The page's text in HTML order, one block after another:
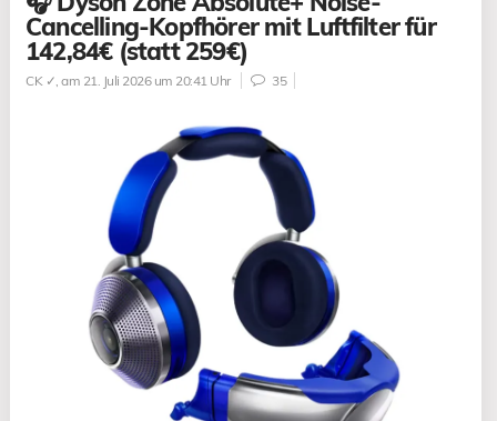
Cancelling-Kopfhörer mit Luftfilter für
142,84€ (statt 259€)
CK ✓, am 21. Juli 2026 um 20:41 Uhr 35